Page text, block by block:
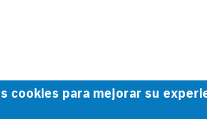
cookies para mejorar su